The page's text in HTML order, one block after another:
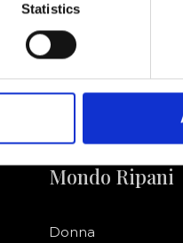
Statistics
Mondo Ripani
Donna